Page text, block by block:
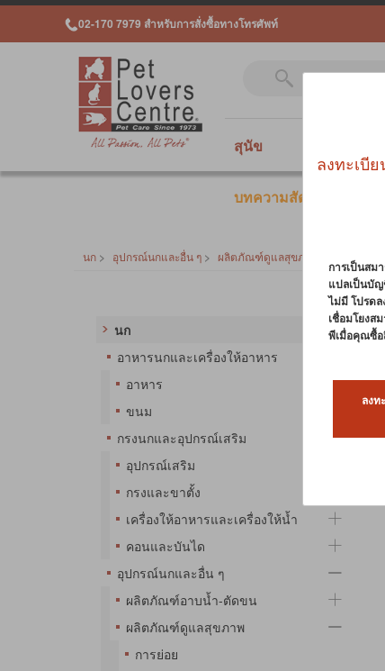
02-170 7979 สำหรับการสั่งซื้อทางโทรศัพท์
สุนัข
บทความสัตว์เลี้ยง
นก > อุปกรณ์นกและอื่น ๆ > ผลิตภัณฑ์ดูแลสุขภาพ
นก
อาหารนกและเครื่องให้อาหาร
อาหาร
ขนม
กรงนกและอุปกรณ์เสริม
อุปกรณ์เสริม
กรงและขาตั้ง
เครื่องให้อาหารและเครื่องให้น้ำ
คอนและบันได
อุปกรณ์นกและอื่น ๆ
ผลิตภัณฑ์อาบน้ำ-ตัดขน
ผลิตภัณฑ์ดูแลสุขภาพ
การย่อย
ผลิ
ใช้
เป็
สัญ
ผลิ
ลงทะเบี
การเป็นสม
แปลเป็นบั
ไม่มี โปรด
เชื่อมโยงส
พีเมื่อคุณซื้อ
ลงท